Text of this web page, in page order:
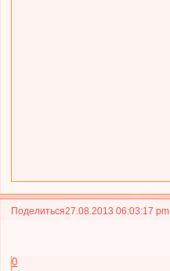
Поделиться27.08.2013 06:03:17 pm
0